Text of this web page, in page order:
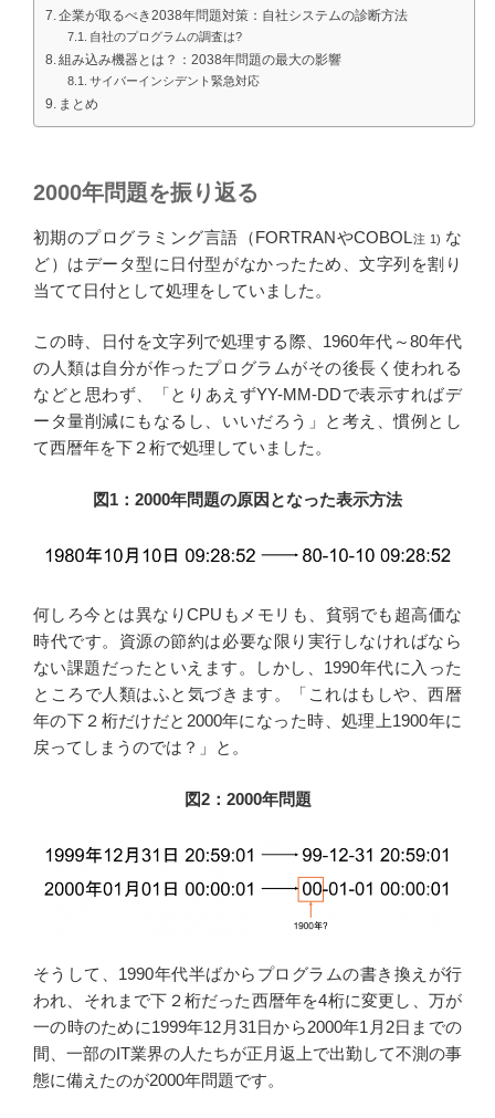
企業が取るべき2038年問題対策：自社システムの診断方法
自社のプログラムの調査は?
組み込み機器とは？：2038年問題の最大の影響
サイバーインシデント緊急対応
まとめ
2000年問題を振り返る
初期のプログラミング言語（FORTRANやCOBOL注 1) な
ど）はデータ型に日付型がなかったため、文字列を割り
当てて日付として処理をしていました。
この時、日付を文字列で処理する際、1960年代～80年代
の人類は自分が作ったプログラムがその後長く使われる
などと思わず、「とりあえずYY-MM-DDで表示すればデ
ータ量削減にもなるし、いいだろう」と考え、慣例とし
て西暦年を下２桁で処理していました。
図1：2000年問題の原因となった表示方法
何しろ今とは異なりCPUもメモリも、貧弱でも超高価な
時代です。資源の節約は必要な限り実行しなければなら
ない課題だったといえます。しかし、1990年代に入った
ところで人類はふと気づきます。「これはもしや、西暦
年の下２桁だけだと2000年になった時、処理上1900年に
戻ってしまうのでは？」と。
図2：2000年問題
そうして、1990年代半ばからプログラムの書き換えが行
われ、それまで下２桁だった西暦年を4桁に変更し、万が
一の時のために1999年12月31日から2000年1月2日までの
間、一部のIT業界の人たちが正月返上で出勤して不測の事
態に備えたのが2000年問題です。